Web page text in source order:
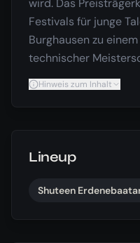
Festivals für junge
Burghausen zu
technischer
Hinweis zum Inhalt
Lineup
Shuteen